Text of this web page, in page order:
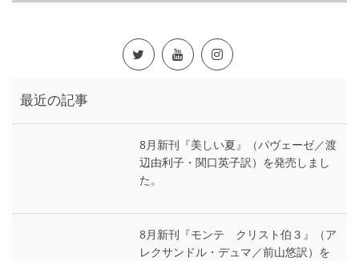
最近の記事
8月新刊『美しい夏』（パヴェーゼ／渡
辺由利子・関口英子訳）を発売しまし
た。
8月新刊『モンテ゠クリスト伯３』（ア
レクサンドル・デュマ／前山悠訳）を